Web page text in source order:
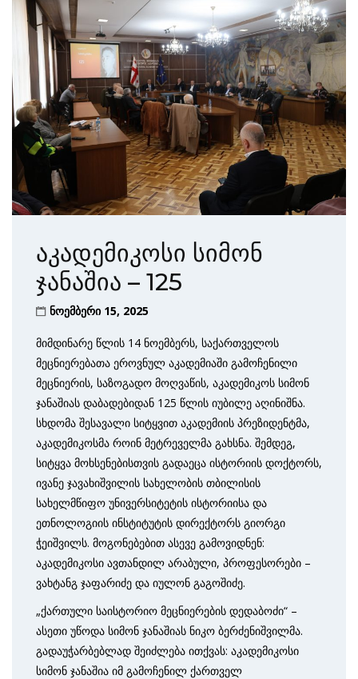
აკადემიკოსი სიმონ
ჯანაშია – 125
ნოემბერი 15, 2025
მიმდინარე წლის 14 ნოემბერს, საქართველოს
მეცნიერებათა ეროვნულ აკადემიაში გამოჩენილი
მეცნიერის, საზოგადო მოღვაწის, აკადემიკოს სიმონ
ჯანაშიას დაბადებიდან 125 წლის იუბილე აღინიშნა.
სხდომა შესავალი სიტყვით აკადემიის პრეზიდენტმა,
აკადემიკოსმა როინ მეტრეველმა გახსნა. შემდეგ,
სიტყვა მოხსენებისთვის გადაეცა ისტორიის დოქტორს,
ივანე ჯავახიშვილის სახელობის თბილისის
სახელმწიფო უნივერსიტეტის ისტორიისა და
ეთნოლოგიის ინსტიტუტის დირექტორს გიორგი
ჭეიშვილს. მოგონებებით ასევე გამოვიდნენ:
აკადემიკოსი ავთანდილ არაბული, პროფესორები –
ვახტანგ ჯაფარიძე და იულონ გაგოშიძე.
„ქართული საისტორიო მეცნიერების დედაბოძი“ –
ასეთი უწოდა სიმონ ჯანაშიას ნიკო ბერძენიშვილმა.
გადაუჭარბებლად შეიძლება ითქვას: აკადემიკოსი
სიმონ ჯანაშია იმ გამოჩენილ ქართველ